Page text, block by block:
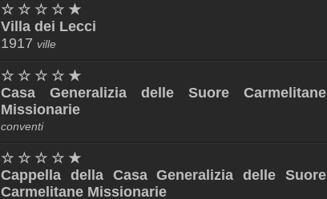
☆ ☆ ☆ ☆ ★
Villa dei Lecci
1917 ville
☆ ☆ ☆ ☆ ★
Casa Generalizia delle Suore Carmelitane
Missionarie
conventi
☆ ☆ ☆ ☆ ★
Cappella della Casa Generalizia delle Suore
Carmelitane Missionarie